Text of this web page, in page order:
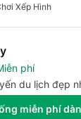
Xếp Hình
phí
du lịch đẹp
miễn phí